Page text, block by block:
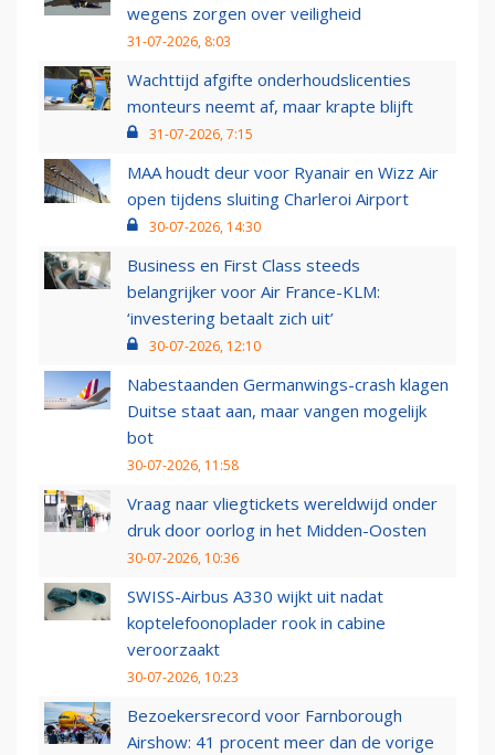
wegens zorgen over veiligheid
31-07-2026, 8:03
Wachttijd afgifte onderhoudslicenties
monteurs neemt af, maar krapte blijft
31-07-2026, 7:15
MAA houdt deur voor Ryanair en Wizz Air
open tijdens sluiting Charleroi Airport
30-07-2026, 14:30
Business en First Class steeds
belangrijker voor Air France-KLM:
‘investering betaalt zich uit’
30-07-2026, 12:10
Nabestaanden Germanwings-crash klagen
Duitse staat aan, maar vangen mogelijk
bot
30-07-2026, 11:58
Vraag naar vliegtickets wereldwijd onder
druk door oorlog in het Midden-Oosten
30-07-2026, 10:36
SWISS-Airbus A330 wijkt uit nadat
koptelefoonoplader rook in cabine
veroorzaakt
30-07-2026, 10:23
Bezoekersrecord voor Farnborough
Airshow: 41 procent meer dan de vorige